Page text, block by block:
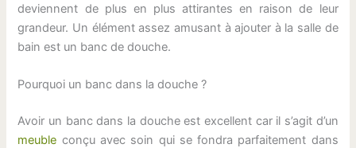
deviennent de plus en plus attirantes en raison de leur
grandeur. Un élément assez amusant à ajouter à la salle de
bain est un banc de douche.
Pourquoi un banc dans la douche ?
Avoir un banc dans la douche est excellent car il s’agit d’un
meuble conçu avec soin qui se fondra parfaitement dans